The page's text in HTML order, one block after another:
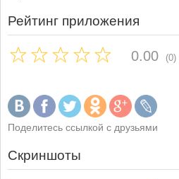
Рейтинг приложения
0.00 (0)
Поделитесь ссылкой с друзьями
Скриншоты